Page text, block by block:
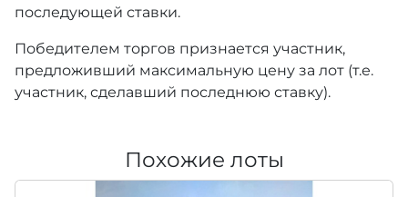
последующей ставки.
Победителем торгов признается участник,
предложивший максимальную цену за лот (т.е.
участник, сделавший последнюю ставку).
Похожие лоты